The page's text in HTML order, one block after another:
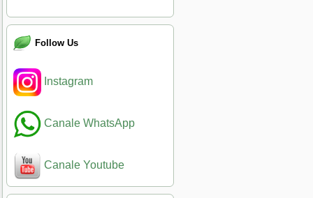
Follow Us
Instagram
Canale WhatsApp
Canale Youtube